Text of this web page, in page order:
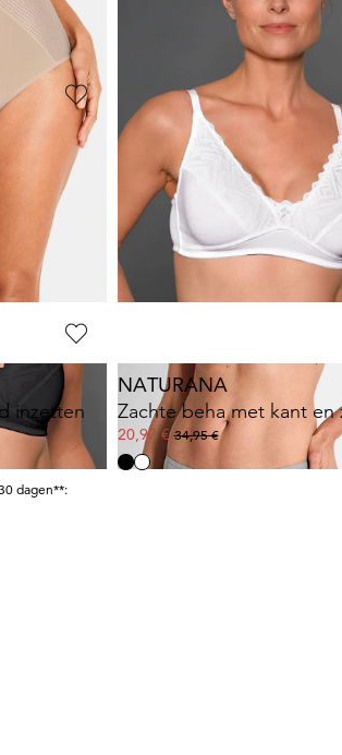
dagen**:
Laagste prijs van de afgelopen 30
NATURANA
48,96 €69,95 €
Laagste prijs van de afgelopen 30
55,95 €
(-12%)
inzetten
dagen**:
NATURANA
20,97 €34,95 €